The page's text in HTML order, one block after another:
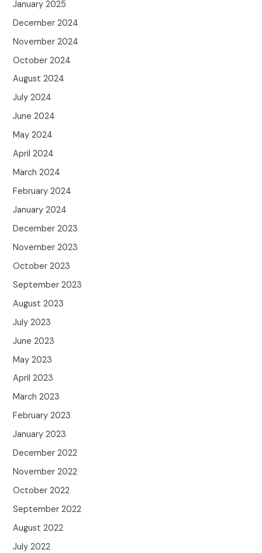
January 2025
December 2024
November 2024
October 2024
August 2024
July 2024
June 2024
May 2024
April 2024
March 2024
February 2024
January 2024
December 2023
November 2023
October 2023
September 2023
August 2023
July 2023
June 2023
May 2023
April 2023
March 2023
February 2023
January 2023
December 2022
November 2022
October 2022
September 2022
August 2022
July 2022